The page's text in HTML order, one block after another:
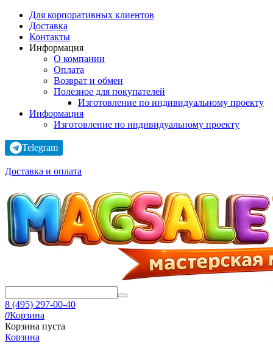
Для корпоративных клиентов
Доставка
Контакты
Информация
О компании
Оплата
Возврат и обмен
Полезное для покупателей
Изготовление по индивидуальному проекту
Информация
Изготовление по индивидуальному проекту
Telegram
Доставка и оплата
8 (495) 297-00-40
0Корзина
Корзина пуста
Корзина